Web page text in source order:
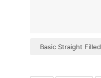
Basic Straight Filled